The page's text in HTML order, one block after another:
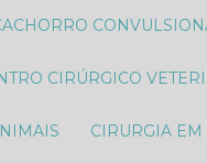
CACHORRO
CIRÚRGICO
CIRURGIA